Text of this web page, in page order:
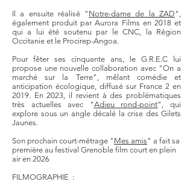
Il a ensuite réalisé " Notre-dame de la ZAD ",
également produit par Aurora Films en 2018 et
qui a lui été soutenu par le CNC, la Région
Occitanie et le Procirep-Angoa.
Pour fêter ses cinquante ans, le G.R.E.C lui
propose une nouvelle collaboration avec "On a
marché sur la Terre", mêlant comédie et
anticipation écologique, diffusé sur France 2 en
2019. En 2023, il revient à des problématiques
très actuelles avec "Adieu rond-point", qui
explore sous un angle décalé la crise des Gilets
Jaunes.
Son prochain court-métrage " Mes amis " a fait sa
première au festival Grenoble film court en plein
air en 2026
FILMOGRAPHIE :